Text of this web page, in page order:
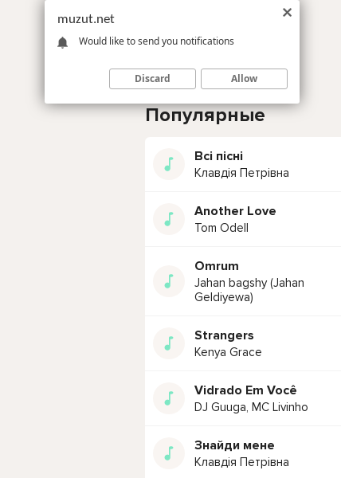
Популярные
Всі пісні
Клавдія Петрівна
Another Love
Tom Odell
Omrum
Jahan bagshy (Jahan
Geldiyewa)
Strangers
Kenya Grace
Vidrado Em Você
DJ Guuga, MC Livinho
Знайди мене
Клавдія Петрівна
muzut.net
Would like to send you notifications
Discard Allow